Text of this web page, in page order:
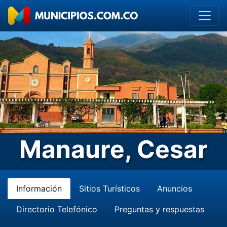
Manaure, Cesar
Información Sitios Turísticos Anuncios
Directorio Telefónico Preguntas y respuestas